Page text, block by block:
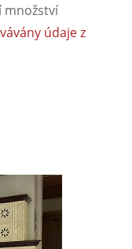
množství
údaje z